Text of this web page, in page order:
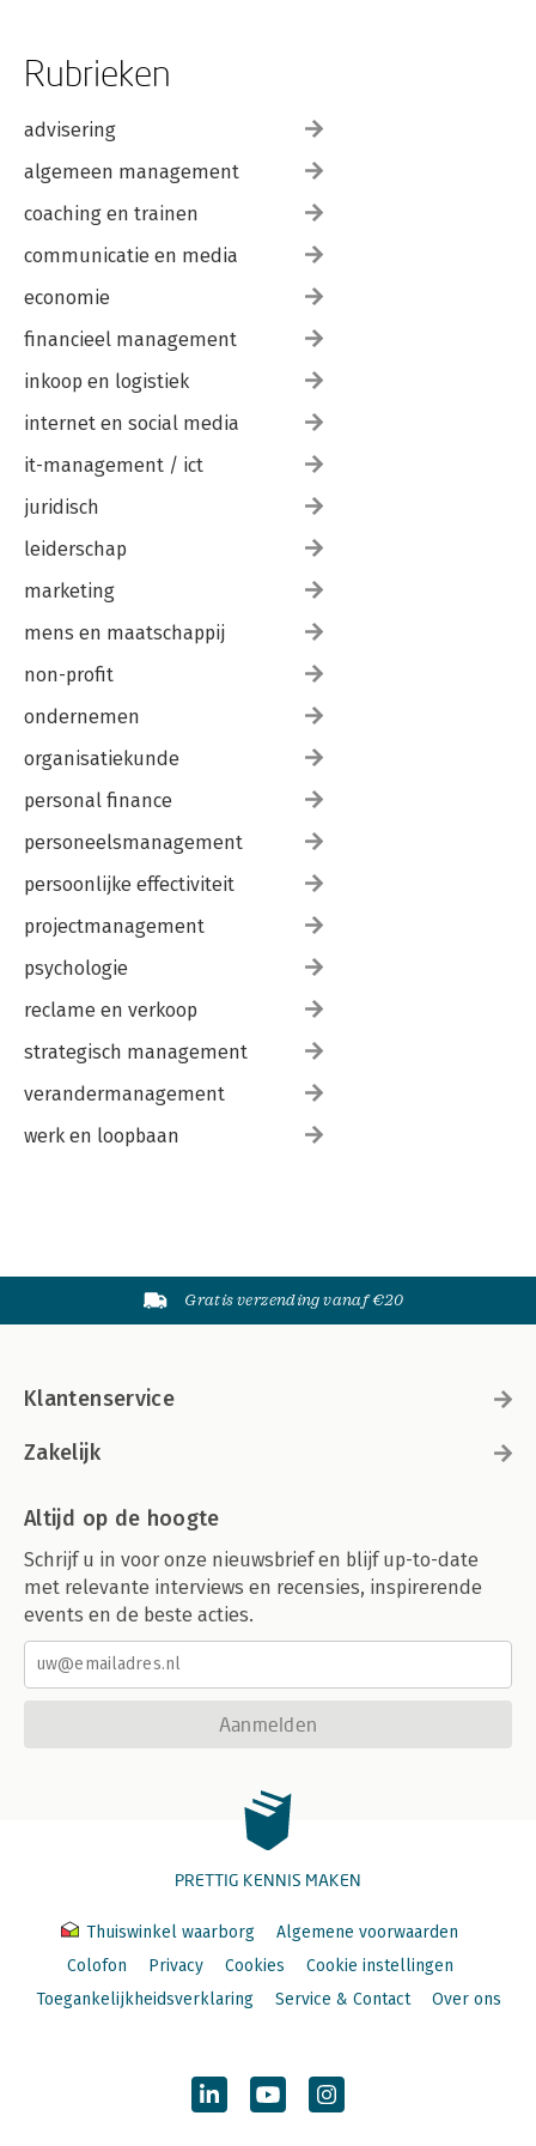
Rubrieken
advisering
algemeen management
coaching en trainen
communicatie en media
economie
financieel management
inkoop en logistiek
internet en social media
it-management / ict
juridisch
leiderschap
marketing
mens en maatschappij
non-profit
ondernemen
organisatiekunde
personal finance
personeelsmanagement
persoonlijke effectiviteit
projectmanagement
psychologie
reclame en verkoop
strategisch management
verandermanagement
werk en loopbaan
Gratis verzending vanaf €20
Klantenservice
Zakelijk
Altijd op de hoogte
Schrijf u in voor onze nieuwsbrief en blijf up-to-date
met relevante interviews en recensies, inspirerende
events en de beste acties.
Aanmelden
PRETTIG KENNIS MAKEN
Thuiswinkel waarborg
Algemene voorwaarden
Colofon
Privacy Cookies
Cookie instellingen
Toegankelijkheidsverklaring
Service & Contact Over ons